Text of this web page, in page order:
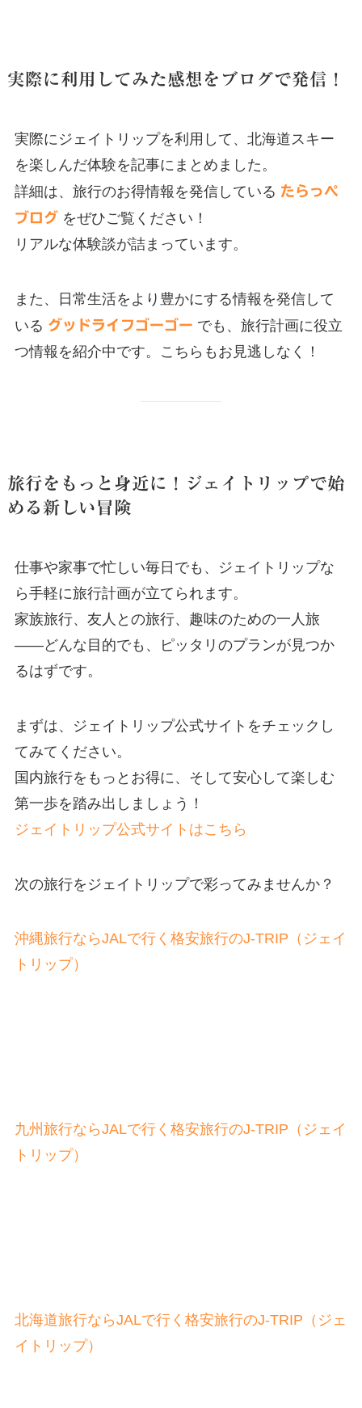
実際に利用してみた感想をブログで発信！
実際にジェイトリップを利用して、北海道スキー
を楽しんだ体験を記事にまとめました。
詳細は、旅行のお得情報を発信している たらっぺ
ブログ をぜひご覧ください！
リアルな体験談が詰まっています。
また、日常生活をより豊かにする情報を発信して
いる グッドライフゴーゴー でも、旅行計画に役立
つ情報を紹介中です。こちらもお見逃しなく！
旅行をもっと身近に！ジェイトリップで始
める新しい冒険
仕事や家事で忙しい毎日でも、ジェイトリップな
ら手軽に旅行計画が立てられます。
家族旅行、友人との旅行、趣味のための一人旅
――どんな目的でも、ピッタリのプランが見つか
るはずです。
まずは、ジェイトリップ公式サイトをチェックし
てみてください。
国内旅行をもっとお得に、そして安心して楽しむ
第一歩を踏み出しましょう！
ジェイトリップ公式サイトはこちら
次の旅行をジェイトリップで彩ってみませんか？
沖縄旅行ならJALで行く格安旅行のJ-TRIP（ジェイ
トリップ）
九州旅行ならJALで行く格安旅行のJ-TRIP（ジェイ
トリップ）
北海道旅行ならJALで行く格安旅行のJ-TRIP（ジェ
イトリップ）